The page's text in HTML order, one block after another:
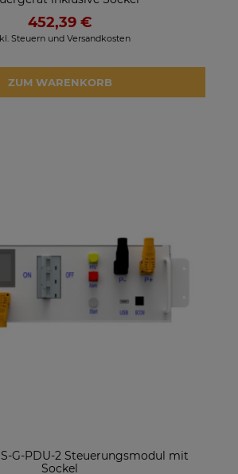
452,39 €
Steuern und Versandkosten
ZUM WARENKORB
G-PDU-2 Steuerungsmodul mit
Sockel